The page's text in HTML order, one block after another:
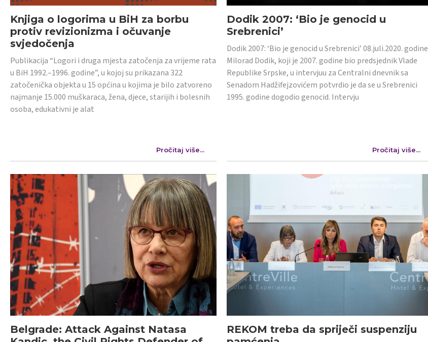
Knjiga o logorima u BiH za borbu
protiv revizionizma i očuvanje
svjedočenja
Publikacija “Logori i druga mjesta zatočenja za vrijeme rata
u BiH 1992.–1996. godine”, u kojoj su prikazana 322
zatočenička objekta u 15 općina u kojima je bilo zatvoreno
najmanje 15.000 muškaraca, žena, djece, starijih i bolesnih
osoba, edukativni je alat
Pročitaj više...
Dodik 2007: ‘Bio je genocid u
Srebrenici’
Dodik 2007: ‘Bio je genocid u Srebrenici’ 08.juli.2020. godine
Milorad Dodik, koji je 2007. godine bio predsjednik Vlade
Republike Srpske, u intervjuu za Centralni dnevnik sa
Senadom Hadžifejzovićem potvrdio je da se u Srebrenici
1995. godine dogodio genocid. Intervju
Pročitaj više...
Belgrade: Attack Against Natasa
REKOM treba da spriječi suspenziju